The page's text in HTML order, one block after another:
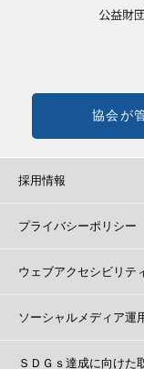
協会が
採用情報
プライバシーポリシー
ウェブアクセシビリテ
ソーシャルメディア運
ＳＤＧｓ達成に向けた